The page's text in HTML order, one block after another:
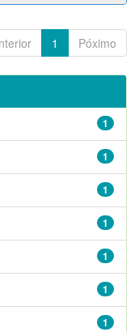
1 Póximo
1
1
1
1
1
1
1